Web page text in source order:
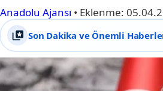
Anadolu Ajansı • Eklenme:
Son Dakika ve Önemli